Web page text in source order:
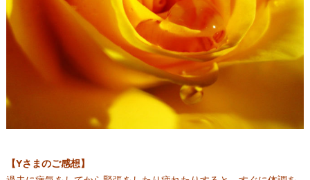
【Yさまのご感想】